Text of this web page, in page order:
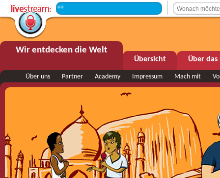
+++ Sendepause +++
Wir entdecken die Welt
Übersicht Über
Über uns Partner Academy Impressum Mach mit